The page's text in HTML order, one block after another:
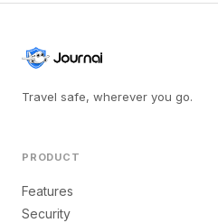
Travel safe, wherever you go.
PRODUCT
Features
Security